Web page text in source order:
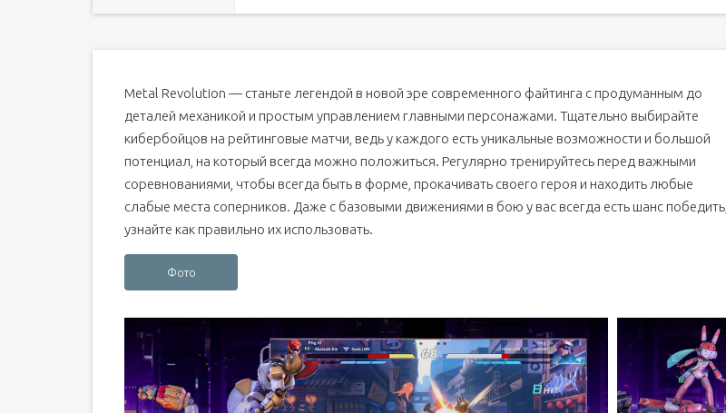
Metal Revolution — станьте легендой в новой эре современного файтинга с продуманным до
деталей механикой и простым управлением главными персонажами. Тщательно выбирайте
кибербойцов на рейтинговые матчи, ведь у каждого есть уникальные возможности и большой
потенциал, на который всегда можно положиться. Регулярно тренируйтесь перед важными
соревнованиями, чтобы всегда быть в форме, прокачивать своего героя и находить любые
слабые места соперников. Даже с базовыми движениями в бою у вас всегда есть шанс победить,
узнайте как правильно их использовать.
Фото